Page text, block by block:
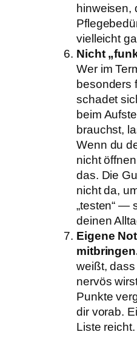
hinweisen,
vielleicht
Nicht
Wer im
besonders
schadet
beim
brauchst,
Wenn du
nicht
das. Die
nicht da,
„testen“ —
deinen
Eigene
weißt,
nervös
Punkte
dir vorab.
Liste reicht.